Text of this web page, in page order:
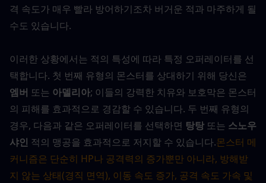
격 속도가 매우 빨라 방어하기조차 버거운 적과 마주하게 될
수도 있습니다.
이러한 상황에서는 적의 특성에 따라 특정 오퍼레이터를 선
엠버 또는 아델리아; 이들의 강력한 치유와 보호막은 몬스터
의 피해를 효과적으로 경감할 수 있습니다. 두 번째 유형의
경우, 다음과 같은 오퍼레이터를 선택하면 탕탕 또는 스노우
샤인 적의 맹공을 효과적으로 저지할 수 있습니다.몬스터 메
커니즘은 단순히 HP나 공격력의 증가뿐만 아니라, 방해받
지 않는 상태(경직 면역), 이동 속도 증가, 공격 속도 가속 및